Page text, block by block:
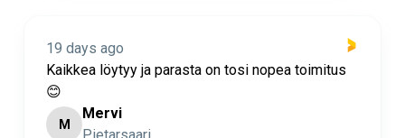
on tosi nopea toimitus
Nopea toimitus ja super